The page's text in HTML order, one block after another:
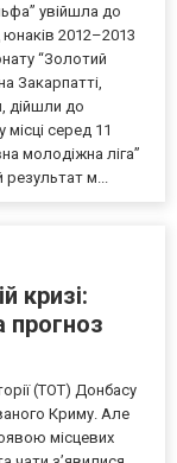
увійшла до
2012–2013
“Золотий
Закарпатті,
дійшли до
серед 11
молодіжна ліга”
м...
кризі:
прогноз
(ТОТ) Донбасу
Криму. Але
місцевих